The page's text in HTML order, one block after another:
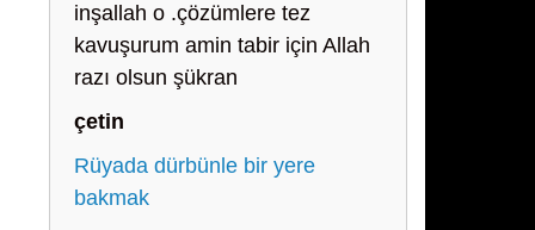
inşallah o .çözümlere tez
kavuşurum amin tabir için Allah
razı olsun şükran
çetin
Rüyada dürbünle bir yere
bakmak